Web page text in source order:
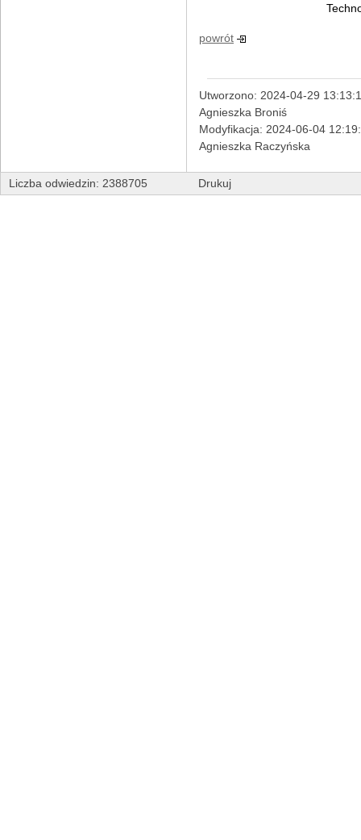
powrót
Utworzono: 2024-04-29
Agnieszka Broniś
Modyfikacja: 2024-06-04
Agnieszka Raczyńska
Liczba odwiedzin: 2388705 Drukuj